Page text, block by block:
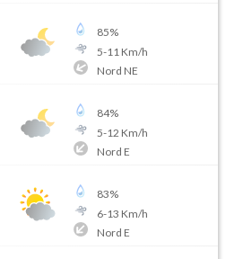
85%
5-11 Km/h
Nord NE
84%
5-12 Km/h
Nord E
83%
6-13 Km/h
Nord E